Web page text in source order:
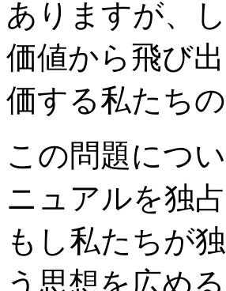
ありますが、
価値から飛び
価する私たち
この問題につ
ニュアルを独
もし私たちが
う思想を広め